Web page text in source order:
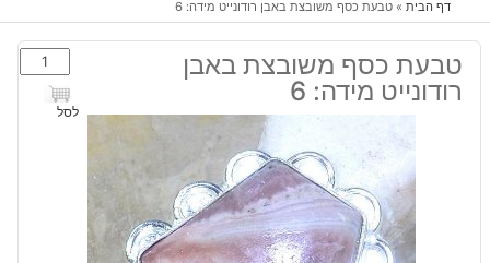
דף הבית» טבעת כסף משובצת באבן רודונייט מידה: 6
טבעת כסף משובצת באבן
רודונייט מידה: 6
כמות
של
טבעת
לסל